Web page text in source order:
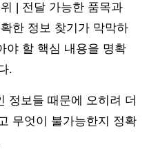
| 전달 가능한 품목과
한 정보 찾기가 막막하
야 할 핵심 내용을 명확
.
정보들 때문에 오히려 더
무엇이 불가능한지 정확